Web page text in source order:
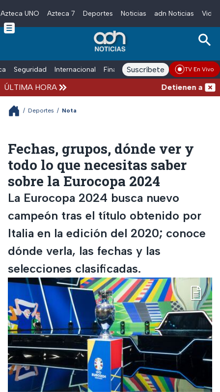
Skip to main content
Azteca UNO Azteca 7 Deportes Noticias adn Noticias
Seguridad Internacional Finanzas adn Noticias Radio
Suscríbete TV En Vivo
ÚLTIMA HORA Detienen al
/ Deportes / Nota
Fechas, grupos, dónde ver y
todo lo que necesitas saber
sobre la Eurocopa 2024
La Eurocopa 2024 busca nuevo
campeón tras el título obtenido por
Italia en la edición del 2020; conoce
dónde verla, las fechas y las
selecciones clasificadas.